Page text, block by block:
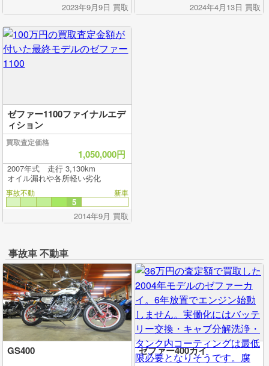
2023年9月9日 買取
2024年4月13日 買取
ゼファー1100ファイナルエデ
ィション
買取査定価格
1,050,000円
2007年式 走行 3,130km
オイル漏れや各所軽い劣化
事故不動 新車
5
2014年9月 買取
事故車 不動車
GS400 ゼファー400カイ